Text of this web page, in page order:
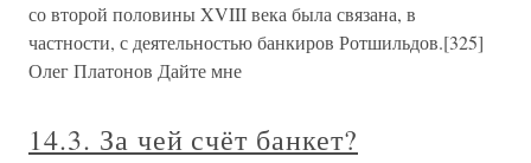
со второй половины XVIII века была связана, в
частности, с деятельностью банкиров Ротшильдов.[325]
Олег Платонов Дайте мне
14.3. За чей счёт банкет?